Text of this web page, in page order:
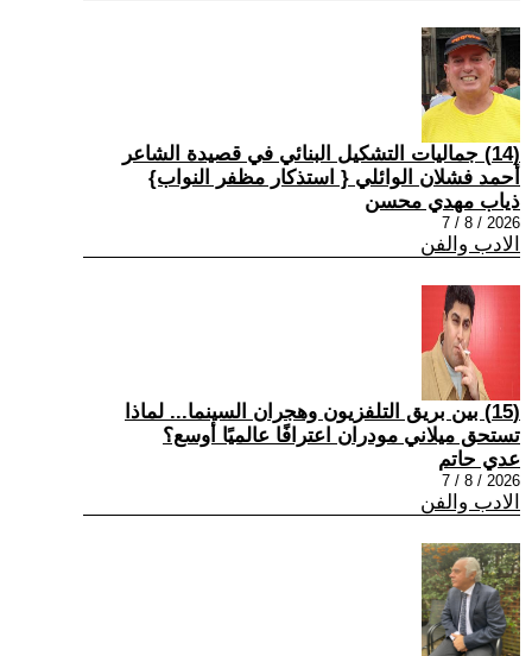
(14) جماليات التشكيل البنائي في قصيدة الشاعر
أحمد فشلان الوائلي { استذكار مظفر النواب}
ذياب مهدي محسن
2026 / 8 / 7
الادب والفن
(15) بين بريق التلفزيون وهجران السينما... لماذا
تستحق ميلاني مودران اعترافًا عالميًا أوسع؟
عدي حاتم
2026 / 8 / 7
الادب والفن